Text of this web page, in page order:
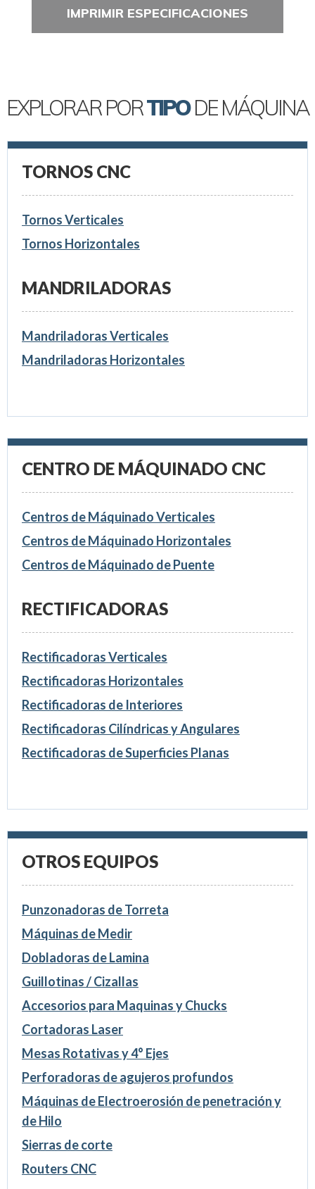
IMPRIMIR ESPECIFICACIONES
EXPLORAR PORTIPODE MÁQUINA
TORNOS CNC
Tornos Verticales
Tornos Horizontales
MANDRILADORAS
Mandriladoras Verticales
Mandriladoras Horizontales
CENTRO DE MÁQUINADO CNC
Centros de Máquinado Verticales
Centros de Máquinado Horizontales
Centros de Máquinado de Puente
RECTIFICADORAS
Rectificadoras Verticales
Rectificadoras Horizontales
Rectificadoras de Interiores
Rectificadoras Cilíndricas y Angulares
Rectificadoras de Superficies Planas
OTROS EQUIPOS
Punzonadoras de Torreta
Máquinas de Medir
Dobladoras de Lamina
Guillotinas / Cizallas
Accesorios para Maquinas y Chucks
Cortadoras Laser
Mesas Rotativas y 4° Ejes
Perforadoras de agujeros profundos
Máquinas de Electroerosión de penetración y
de Hilo
Sierras de corte
Routers CNC